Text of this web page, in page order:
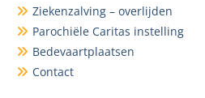
Ziekenzalving – overlijden
Parochiële Caritas instelling
Bedevaartplaatsen
Contact